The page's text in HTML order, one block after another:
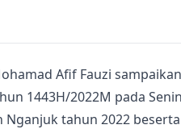
Afif Fauzi
1443H/2022M pada
tahun 2022